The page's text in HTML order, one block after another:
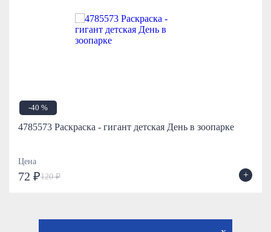
-40 %
4785573 Раскраска - гигант детская День в зоопарке
Цена
72 ₽120 ₽ +